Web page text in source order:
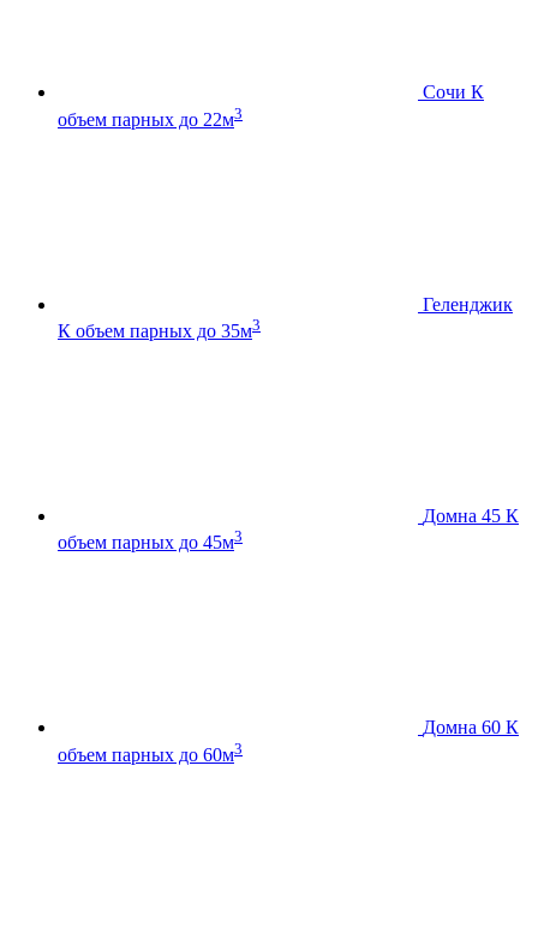
Сочи К
объем парных до 22м3
Геленджик
К объем парных до 35м3
Домна 45 К
объем парных до 45м3
Домна 60 К
объем парных до 60м3